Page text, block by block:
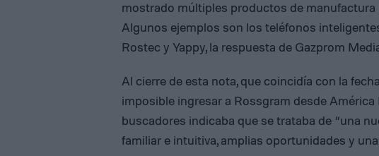
mostrado múltiples productos de manufactura
Algunos ejemplos son los teléfonos
Rostec y Yappy, la respuesta de Gazprom
Al cierre de esta nota, que coincidía con la
imposible ingresar a Rossgram desde
buscadores indicaba que se trataba de “una
familiar e intuitiva, amplias oportunidades y